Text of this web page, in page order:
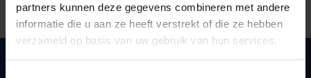
partners kunnen deze gegevens combineren met andere
informatie die u aan ze heeft verstrekt of die ze hebben
verzameld op basis van uw gebruik van hun services.